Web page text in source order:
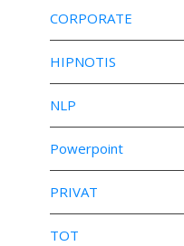
CORPORATE
HIPNOTIS
NLP
Powerpoint
PRIVAT
TOT